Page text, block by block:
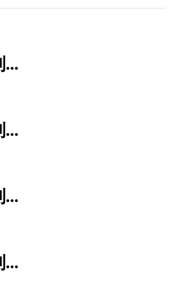
...
...
...
...